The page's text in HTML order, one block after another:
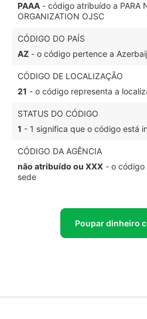
PAAA - código atribuído a PARA
ORGANIZATION OJSC
CÓDIGO DO PAÍS
AZ - o código pertence a
CÓDIGO DE LOCALIZAÇÃO
21 - o código representa a
STATUS DO CÓDIGO
1 - 1 significa que o código está
CÓDIGO DA AGÊNCIA
não atribuído ou XXX - o código
sede
Poupar dinheiro